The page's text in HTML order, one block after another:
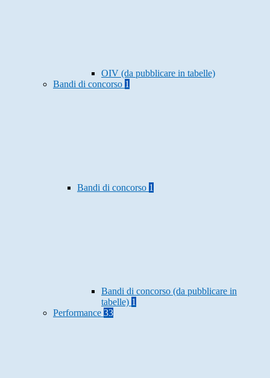
OIV (da pubblicare in tabelle)
Bandi di concorso 1
Bandi di concorso 1
Bandi di concorso (da pubblicare in
tabelle) 1
Performance 33